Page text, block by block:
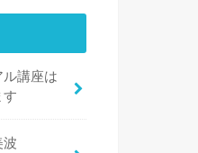
講座は
す
波